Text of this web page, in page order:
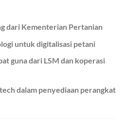
dari Kementerian Pertanian
untuk digitalisasi petani
guna dari LSM dan koperasi
dalam penyediaan perangkat